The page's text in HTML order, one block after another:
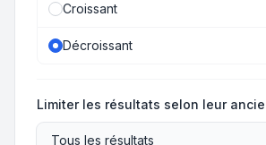
Croissant
Décroissant
Limiter les résultats selon leur